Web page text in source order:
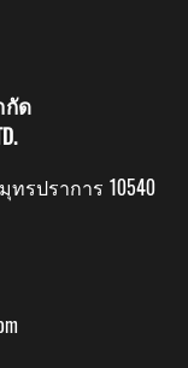
กัด
รปราการ 10540